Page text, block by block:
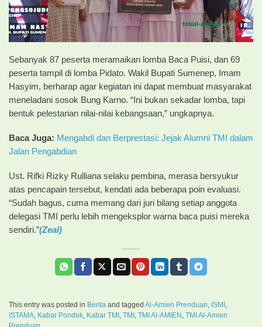
Sebanyak 87 peserta meramaikan lomba Baca Puisi, dan 69
peserta tampil di lomba Pidato. Wakil Bupati Sumenep, Imam
Hasyim, berharap agar kegiatan ini dapat membuat masyarakat
meneladani sosok Bung Karno. “Ini bukan sekadar lomba, tapi
bentuk pelestarian nilai-nilai kebangsaan,” ungkapnya.
Baca Juga: Mengabdi dan Berprestasi: Jejak Alumni TMI dalam
Jalan Pengabdian
Ust. Rifki Rizky Rulliana selaku pembina, merasa bersyukur
atas pencapain tersebut, kendati ada beberapa poin evaluasi.
“Sudah bagus, cuma memang dari juri bilang setiap anggota
delegasi TMI perlu lebih mengeksplor warna baca puisi mereka
sendiri.”(Zeal)
This entry was posted in Berita and tagged Al-Amien Prenduan ISMI
ISTAMA Kabar Pondok Kabar TMI TMI TMI Al-AMIEN TMI Al-Amien
Prenduan